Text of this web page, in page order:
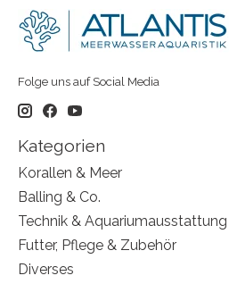
Folge uns auf Social Media
Kategorien
Korallen & Meer
Balling & Co.
Technik & Aquariumausstattung
Futter, Pflege & Zubehör
Diverses